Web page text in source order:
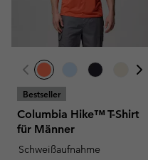
Bestseller
Columbia Hike™ T-Shirt
für Männer
Schweißaufnahme